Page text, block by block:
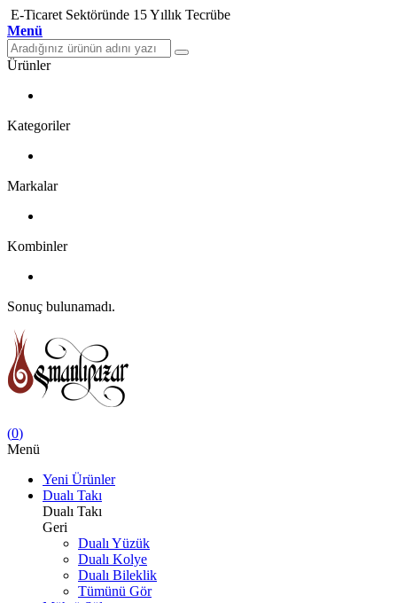
E-Ticaret Sektöründe 15 Yıllık Tecrübe
Menü
Ürünler
Kategoriler
Markalar
Kombinler
Sonuç bulunamadı.
(0)
Menü
Yeni Ürünler
Dualı Takı
Dualı Takı
Geri
Dualı Yüzük
Dualı Kolye
Dualı Bileklik
Tümünü Gör